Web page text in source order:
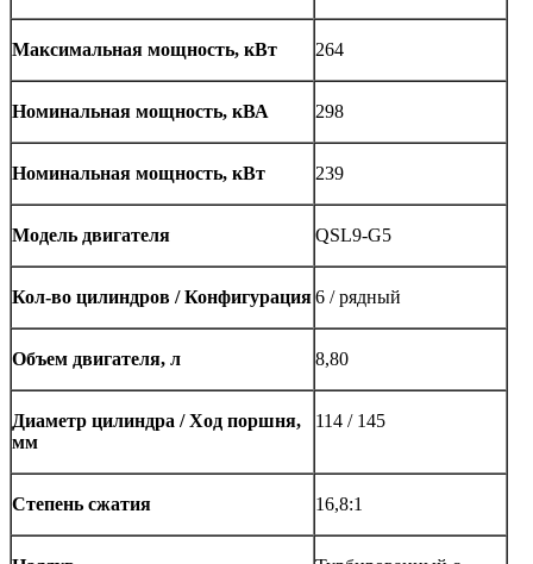
Максимальная мощность, кВт 264
Номинальная мощность, кВА 298
Номинальная мощность, кВт 239
Модель двигателя QSL9-G5
Кол-во цилиндров / Конфигурация6 / рядный
Объем двигателя, л 8,80
Диаметр цилиндра / Ход поршня,
мм
114 / 145
Степень сжатия 16,8:1